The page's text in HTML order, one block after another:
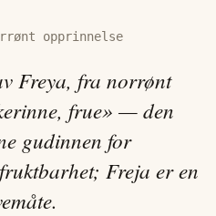
opprinnelse
Freya, fra norrønt
frue» — den
gudinnen for
Freja er en